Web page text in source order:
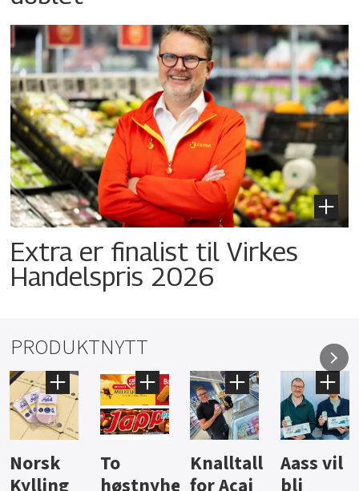
Extra er finalist til Virkes
Handelspris 2026
PRODUKTNYTT
Knalltall
for Açai
Aass vil
bli
Brus og
jus fra
Hard
iste fra